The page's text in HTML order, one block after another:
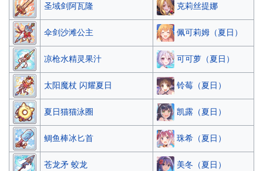
圣域剑阿瓦隆 克莉丝提娜
伞剑沙滩公主 佩可莉姆（夏日）
凉枪水精灵果汁 可可萝（夏日）
太阳魔杖 闪耀夏日 铃莓（夏日）
夏日猫猫泳圈 凯露（夏日）
鲷鱼棒冰匕首 珠希（夏日）
苍龙矛 蛟龙 美冬（夏日）